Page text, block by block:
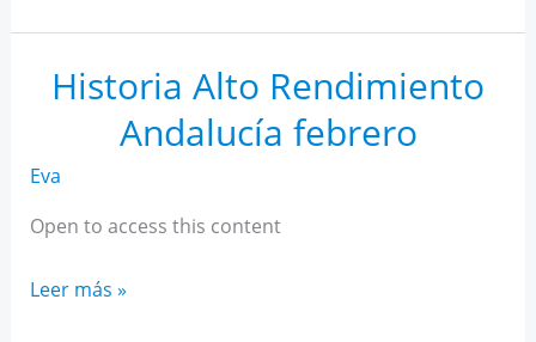
Rendimiento
Andalucía
marzo
Historia Alto Rendimiento
Andalucía febrero
Eva
Open to access this content
Historia
Leer más »